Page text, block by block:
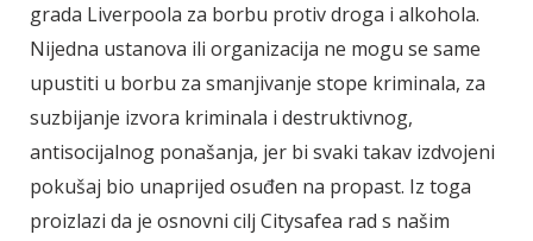
grada Liverpoola za borbu protiv droga i alkohola.
Nijedna ustanova ili organizacija ne mogu se same
upustiti u borbu za smanjivanje stope kriminala, za
suzbijanje izvora kriminala i destruktivnog,
antisocijalnog ponašanja, jer bi svaki takav izdvojeni
pokušaj bio unaprijed osuđen na propast. Iz toga
proizlazi da je osnovni cilj Citysafea rad s našim